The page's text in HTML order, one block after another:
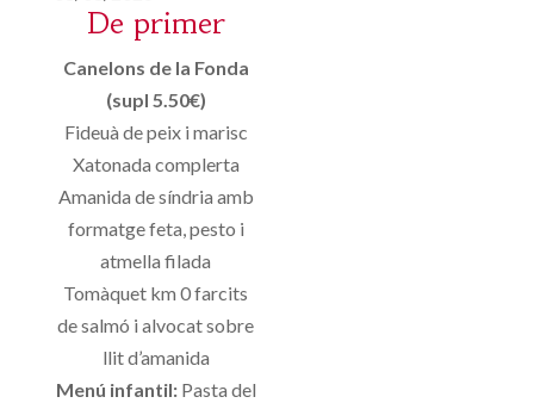
De primer
Canelons de la Fonda
(supl 5.50€)
Fideuà de peix i marisc
Xatonada complerta
Amanida de síndria amb
formatge feta, pesto i
atmella filada
Tomàquet km 0 farcits
de salmó i alvocat sobre
llit d’amanida
Menú infantil: Pasta del